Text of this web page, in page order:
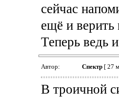
сейчас
ещё и
Теперь ведь
Автор: Спектр[ 27
В троичной